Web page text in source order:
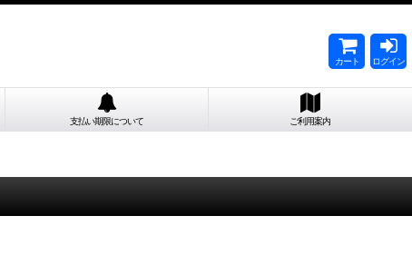
カート ログイン
支払い期限について ご利用案内